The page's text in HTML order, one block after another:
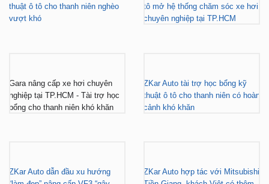
thuật ô tô cho thanh niên nghèo
vượt khó
tô mở hệ thống chăm sóc xe hơi
chuyên nghiệp tại TP.HCM
Gara nâng cấp xe hơi chuyên
nghiệp tại TP.HCM - Tài trợ học
bổng cho thanh niên khó khăn
ZKar Auto tài trợ học bổng kỹ
thuật ô tô cho thanh niên có hoàn
cảnh khó khăn
ZKar Auto dẫn đầu xu hướng
ZKar Auto hợp tác với Mitsubishi